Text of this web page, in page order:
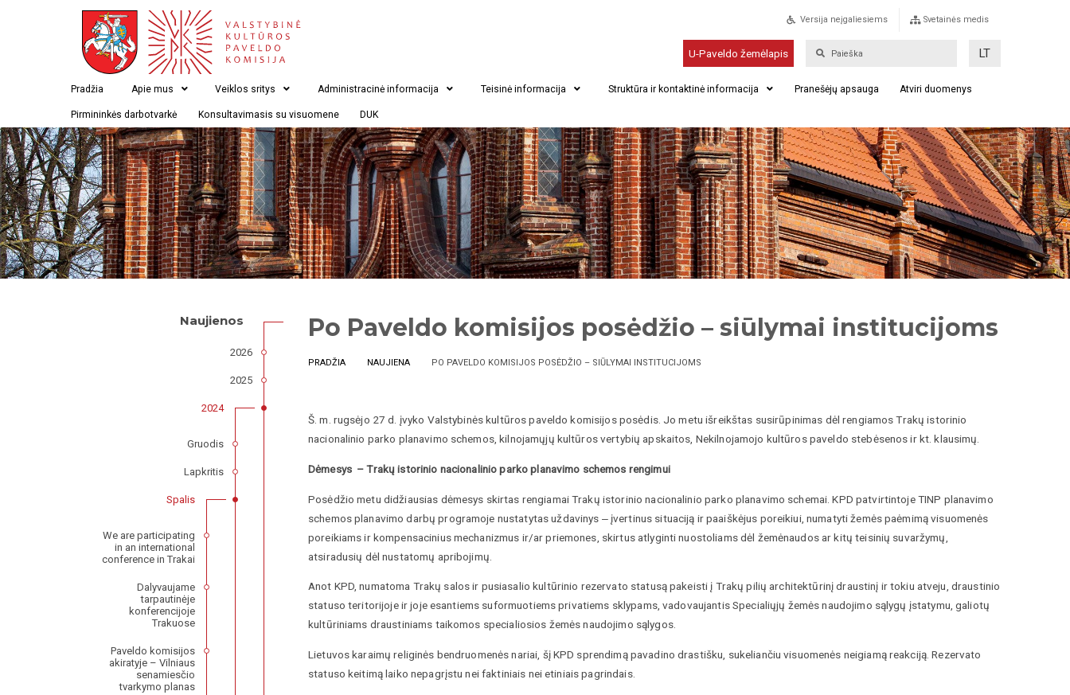
Versija neįgaliesiems Svetainės medis
U-Paveldo žemėlapis LT
Pradžia Apie mus Veiklos sritys Administracinė informacija Teisinė informacija Struktūra ir kontaktinė informacija Pranešėjų apsauga Atviri duomenys
Pirmininkės darbotvarkė Konsultavimasis su visuomene DUK
Po Paveldo komisijos posėdžio – siūlymai institucijoms
PRADŽIA NAUJIENA PO PAVELDO KOMISIJOS POSĖDŽIO – SIŪLYMAI INSTITUCIJOMS
Š. m. rugsėjo 27 d. įvyko Valstybinės kultūros paveldo komisijos posėdis. Jo metu išreikštas susirūpinimas dėl rengiamos Trakų istorinio
nacionalinio parko planavimo schemos, kilnojamųjų kultūros vertybių apskaitos, Nekilnojamojo kultūros paveldo stebėsenos ir kt. klausimų.
Dėmesys – Trakų istorinio nacionalinio parko planavimo schemos rengimui
Posėdžio metu didžiausias dėmesys skirtas rengiamai Trakų istorinio nacionalinio parko planavimo schemai. KPD patvirtintoje TINP planavimo
schemos planavimo darbų programoje nustatytas uždavinys ‒ įvertinus situaciją ir paaiškėjus poreikiui, numatyti žemės paėmimą visuomenės
poreikiams ir kompensacinius mechanizmus ir/ar priemones, skirtus atlyginti nuostoliams dėl žemėnaudos ar kitų teisinių suvaržymų,
atsiradusių dėl nustatomų apribojimų.
Anot KPD, numatoma Trakų salos ir pusiasalio kultūrinio rezervato statusą pakeisti į Trakų pilių architektūrinį draustinį ir tokiu atveju, draustinio
statuso teritorijoje ir joje esantiems suformuotiems privatiems sklypams, vadovaujantis Specialiųjų žemės naudojimo sąlygų įstatymu, galiotų
kultūriniams draustiniams taikomos specialiosios žemės naudojimo sąlygos.
Lietuvos karaimų religinės bendruomenės nariai, šį KPD sprendimą pavadino drastišku, sukeliančiu visuomenės neigiamą reakciją. Rezervato
statuso keitimą laiko nepagrįstu nei faktiniais nei etiniais pagrindais.
Naujienos
2026
2025
2024
Gruodis
Lapkritis
Spalis
We are participating
in an international
conference in Trakai
Dalyvaujame
tarpautinėje
konferencijoje
Trakuose
Paveldo komisijos
akiratyje – Vilniaus
senamiesčio
tvarkymo planas